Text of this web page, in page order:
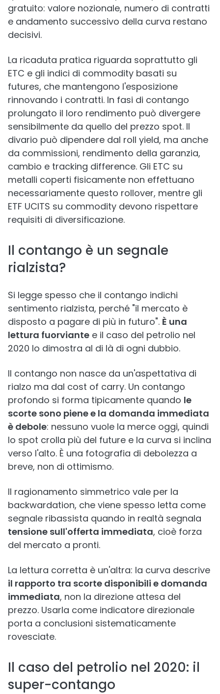
gratuito: valore nozionale, numero di contratti
e andamento successivo della curva restano
decisivi.
La ricaduta pratica riguarda soprattutto gli
ETC e gli indici di commodity basati su
futures, che mantengono l'esposizione
rinnovando i contratti. In fasi di contango
prolungato il loro rendimento può divergere
sensibilmente da quello del prezzo spot. Il
divario può dipendere dal roll yield, ma anche
da commissioni, rendimento della garanzia,
cambio e tracking difference. Gli ETC su
metalli coperti fisicamente non effettuano
necessariamente questo rollover, mentre gli
ETF UCITS su commodity devono rispettare
requisiti di diversificazione.
Il contango è un segnale
rialzista?
Si legge spesso che il contango indichi
sentimento rialzista, perché "il mercato è
disposto a pagare di più in futuro". È una
lettura fuorviante e il caso del petrolio nel
2020 lo dimostra al di là di ogni dubbio.
Il contango non nasce da un'aspettativa di
rialzo ma dal cost of carry. Un contango
profondo si forma tipicamente quando le
scorte sono piene e la domanda immediata
è debole: nessuno vuole la merce oggi, quindi
lo spot crolla più del future e la curva si inclina
verso l'alto. È una fotografia di debolezza a
breve, non di ottimismo.
Il ragionamento simmetrico vale per la
backwardation, che viene spesso letta come
segnale ribassista quando in realtà segnala
tensione sull'offerta immediata, cioè forza
del mercato a pronti.
La lettura corretta è un'altra: la curva descrive
il rapporto tra scorte disponibili e domanda
immediata, non la direzione attesa del
prezzo. Usarla come indicatore direzionale
porta a conclusioni sistematicamente
rovesciate.
Il caso del petrolio nel 2020: il
super-contango